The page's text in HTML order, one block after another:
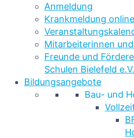
Anmeldung
Krankmeldung online
Mitarbeiterinnen
Freunde und
Schulen Bielefeld e.V.
Bildungsangebote
Bau- und